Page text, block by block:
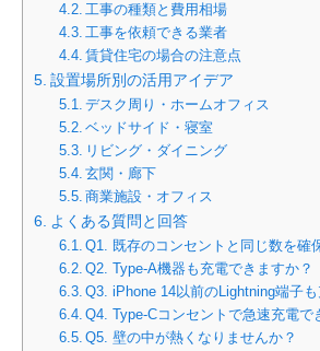
工事の種類と費用相場
工事を依頼できる業者
賃貸住宅の場合の注意点
設置場所別の活用アイデア
デスク周り・ホームオフィス
ベッドサイド・寝室
リビング・ダイニング
玄関・廊下
商業施設・オフィス
よくある質問と回答
Q1. 既存のコンセントと同じ数を確
Q2. Type-A機器も充電できますか？
Q3. iPhone 14以前のLightning端子
Q4. Type-Cコンセントで急速充電で
Q5. 壁の中が熱くなりませんか？